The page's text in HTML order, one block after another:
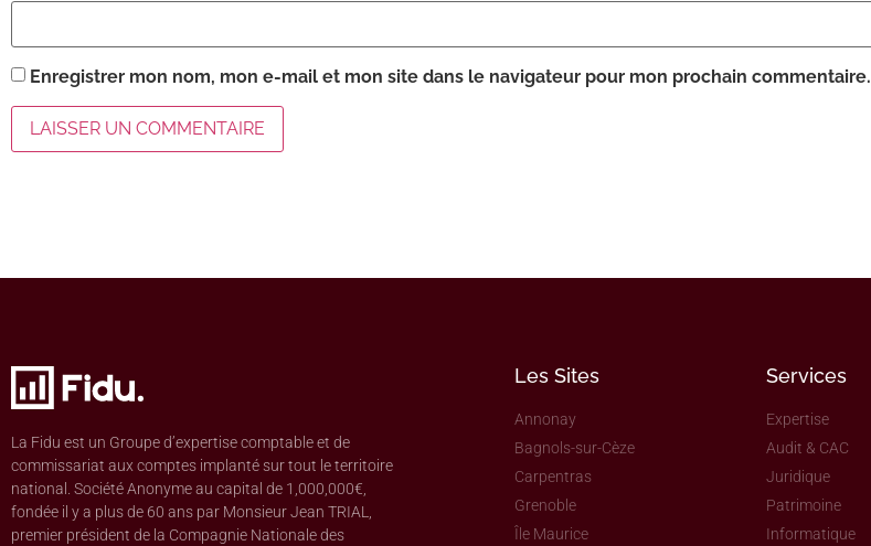
Enregistrer mon nom, mon e-mail et mon site dans le navigateur pour mon prochain commentaire.
La Fidu est un Groupe d’expertise comptable et de
commissariat aux comptes implanté sur tout le territoire
national. Société Anonyme au capital de 1,000,000€,
fondée il y a plus de 60 ans par Monsieur Jean TRIAL,
premier président de la Compagnie Nationale des
Les Sites
Annonay
Bagnols-sur-Cèze
Carpentras
Grenoble
Île Maurice
Services
Expertise
Audit & CAC
Juridique
Patrimoine
Informatique